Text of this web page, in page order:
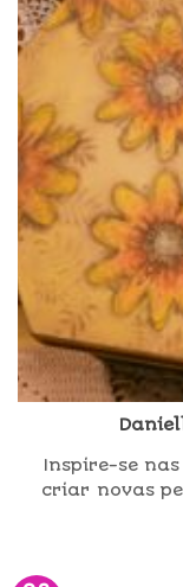
Inspire-se
criar novas